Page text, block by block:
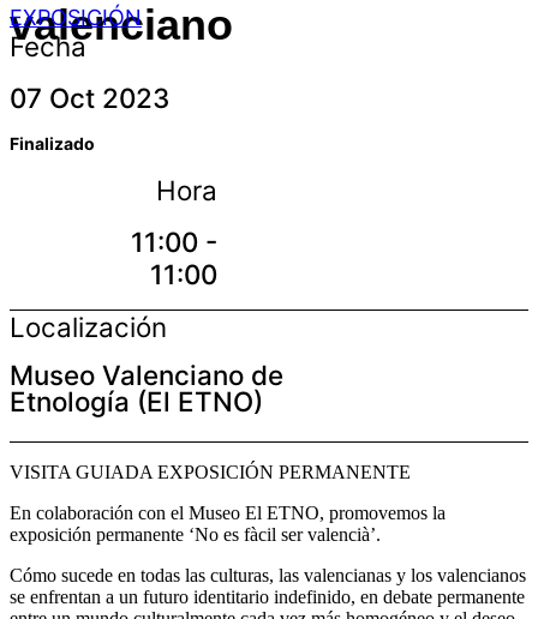
valenciano
EXPOSICIÓN
Fecha
07 Oct 2023
Finalizado
Hora
11:00 -
11:00
Localización
Museo Valenciano de
Etnología (El ETNO)
VISITA GUIADA EXPOSICIÓN PERMANENTE
En colaboración con el Museo El ETNO, promovemos la
exposición permanente ‘No es fàcil ser valencià’.
Cómo sucede en todas las culturas, las valencianas y los valencianos
se enfrentan a un futuro identitario indefinido, en debate permanente